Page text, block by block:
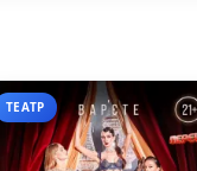
ТЕАТР